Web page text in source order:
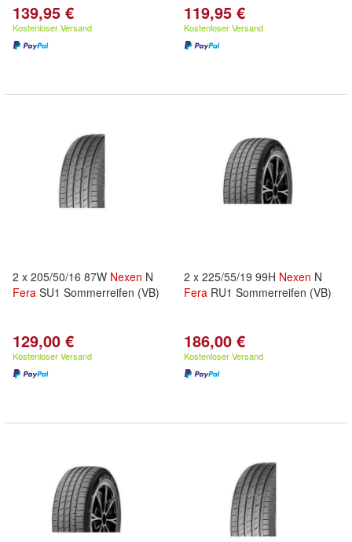
139,95 €
Kostenloser Versand
119,95 €
Kostenloser Versand
2 x 205/50/16 87W Nexen N
Fera SU1 Sommerreifen (VB)
129,00 €
Kostenloser Versand
2 x 225/55/19 99H Nexen N
Fera RU1 Sommerreifen (VB)
186,00 €
Kostenloser Versand